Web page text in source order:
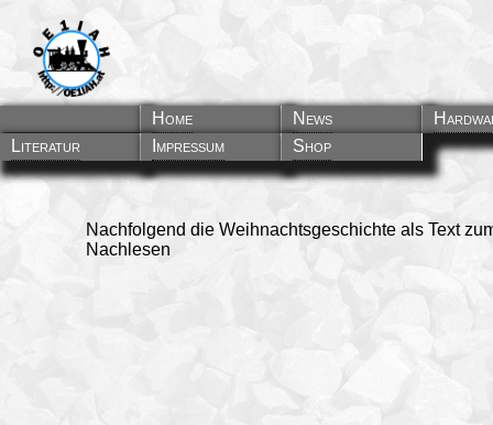
Home News
Literatur
Impressum Shop
Nachfolgend die Weihnachtsgeschichte als Text
Nachlesen